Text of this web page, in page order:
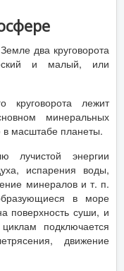
два круговорота
и малый, или
круговорота лежит
минеральных
в масштабе планеты.
энергии
испарения воды,
минералов и т. п.
в море
поверхность суши, и
подключается
движение